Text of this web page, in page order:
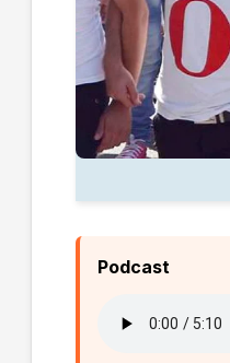
Podcast